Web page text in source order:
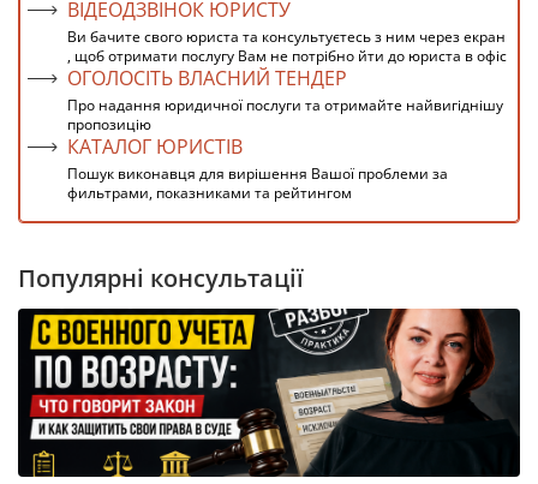
ВІДЕОДЗВІНОК ЮРИСТУ
Ви бачите свого юриста та консультуєтесь з ним через екран
, щоб отримати послугу Вам не потрібно йти до юриста в офіс
ОГОЛОСІТЬ ВЛАСНИЙ ТЕНДЕР
Про надання юридичної послуги та отримайте найвигіднішу
пропозицію
КАТАЛОГ ЮРИСТІВ
Пошук виконавця для вирішення Вашої проблеми за
фильтрами, показниками та рейтингом
Популярні консультації